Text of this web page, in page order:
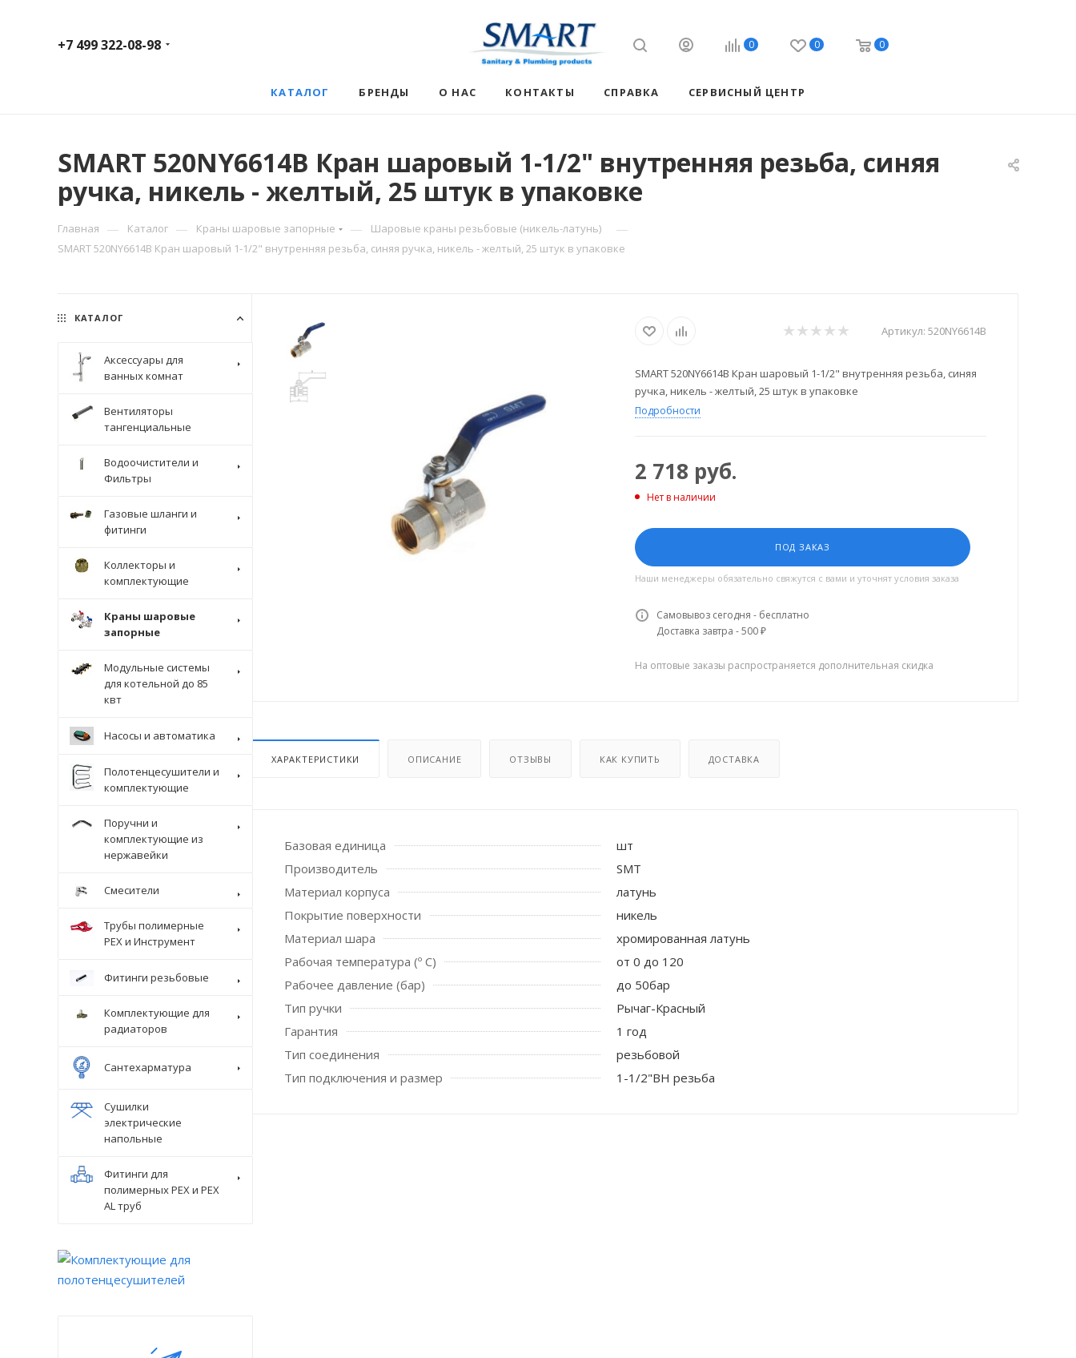
+7 499 322-08-98 0 0 0
КАТАЛОГ БРЕНДЫ О НАС КОНТАКТЫ СПРАВКА СЕРВИСНЫЙ ЦЕНТР
SMART 520NY6614B Кран шаровый 1-1/2" внутренняя резьба, синяя
ручка, никель - желтый, 25 штук в упаковке
Главная — Каталог — Краны шаровые запорные — Шаровые краны резьбовые (никель-латунь) —
SMART 520NY6614B Кран шаровый 1-1/2" внутренняя резьба, синяя ручка, никель - желтый, 25 штук в упаковке
Артикул: 520NY6614B
SMART 520NY6614B Кран шаровый 1-1/2" внутренняя резьба, синяя
ручка, никель - желтый, 25 штук в упаковке
Подробности
2 718 руб.
Нет в наличии
ПОД ЗАКАЗ
Наши менеджеры обязательно свяжутся с вами и уточнят условия заказа
Самовывоз сегодня - бесплатно
Доставка завтра - 500 ₽
На оптовые заказы распространяется дополнительная скидка
ХАРАКТЕРИСТИКИ ОПИСАНИЕ ОТЗЫВЫ КАК КУПИТЬ ДОСТАВКА
Базовая единица
шт
Производитель
SMT
Материал корпуса
латунь
Покрытие поверхности
никель
Материал шара
хромированная латунь
Рабочая температура (º С)
от 0 до 120
Рабочее давление (бар)
до 50бар
Тип ручки
Рычаг-Красный
Гарантия
1 год
Тип соединения
резьбовой
Тип подключения и размер
1-1/2"ВН резьба
КАТАЛОГ
Аксессуары для
ванных комнат
Вентиляторы
тангенциальные
Водоочистители и
Фильтры
Газовые шланги и
фитинги
Коллекторы и
комплектующие
Краны шаровые
запорные
Модульные системы
для котельной до 85
квт
Насосы и автоматика
Полотенцесушители и
комплектующие
Поручни и
комплектующие из
нержавейки
Крепеж стоек для поручня
Смесители
Трубы полимерные
PEX и Инструмент
Фитинги резьбовые
Комплектующие для
радиаторов
Сантехарматура
Сушилки
электрические
напольные
Фитинги для
полимерных PEX и PEX
AL труб